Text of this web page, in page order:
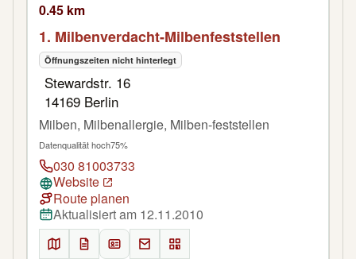
0.45 km
1. Milbenverdacht-Milbenfeststellen
Öffnungszeiten nicht hinterlegt
Stewardstr. 16
14169 Berlin
Milben, Milbenallergie, Milben-feststellen
Datenqualität hoch75%
030 81003733
Website
Route planen
Aktualisiert am 12.11.2010